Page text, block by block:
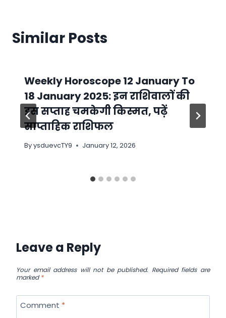
Similar Posts
Weekly Horoscope 12 January To
18 January 2025: इन राशिवालों की
इस सप्ताह चमकेगी किस्मत, पढ़ें
साप्ताहिक राशिफल
ByysduevcTY9 January 12, 2026
Leave a Reply
Your email address will not be published. Required fields are
marked*
Comment *